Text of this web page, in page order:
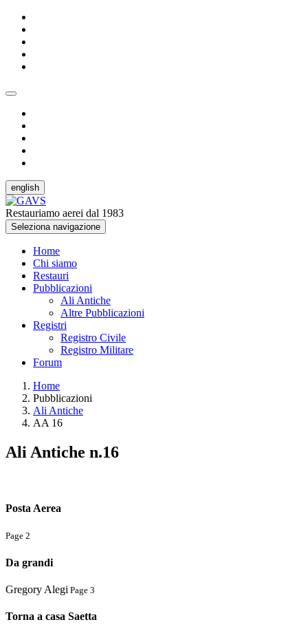
english
Restauriamo aerei dal 1983
Seleziona navigazione
Home
Chi siamo
Restauri
Pubblicazioni
Ali Antiche
Altre Pubblicazioni
Registri
Registro Civile
Registro Militare
Forum
Home
Pubblicazioni
Ali Antiche
AA 16
Ali Antiche n.16
Posta Aerea
Page 2
Da grandi
Gregory Alegi Page 3
Torna a casa Saetta